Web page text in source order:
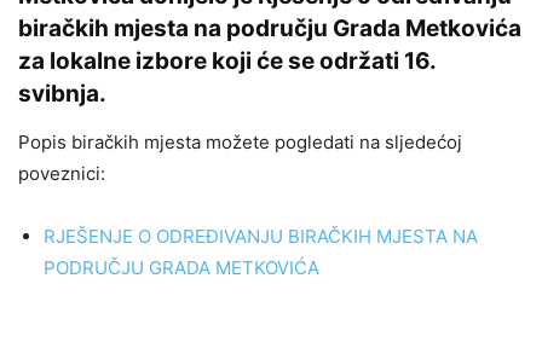
biračkih mjesta na području Grada Metkovića
za lokalne izbore koji će se održati 16.
svibnja.
Popis biračkih mjesta možete pogledati na sljedećoj
poveznici:
RJEŠENJE O ODREĐIVANJU BIRAČKIH MJESTA NA
PODRUČJU GRADA METKOVIĆA